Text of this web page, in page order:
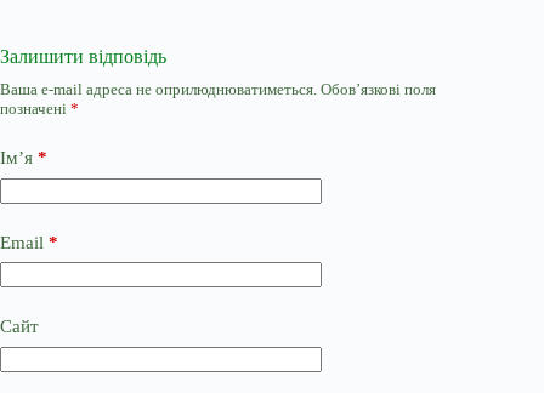
Залишити відповідь
Ваша e-mail адреса не оприлюднюватиметься. Обов’язкові поля
позначені *
Ім’я *
Email *
Сайт